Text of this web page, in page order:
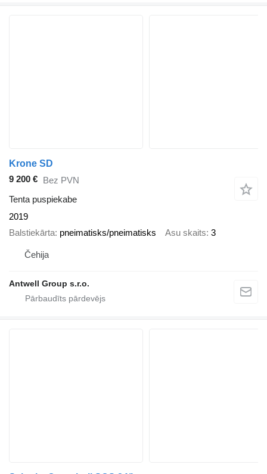
Krone SD
9 200 € Bez PVN
Tenta puspiekabe
2019
Balstiekārta pneimatisks/pneimatisks Asu skaits 3
Čehija
Antwell Group s.r.o.